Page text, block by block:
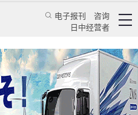
电子报刊
咨询
日中经营者